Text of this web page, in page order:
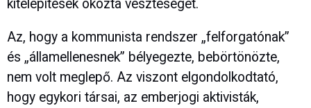
kitelepítések okozta veszteséget.
Az, hogy a kommunista rendszer „felforgatónak”
és „államellenesnek” bélyegezte, bebörtönözte,
nem volt meglepő. Az viszont elgondolkodtató,
hogy egykori társai, az emberjogi aktivisták,